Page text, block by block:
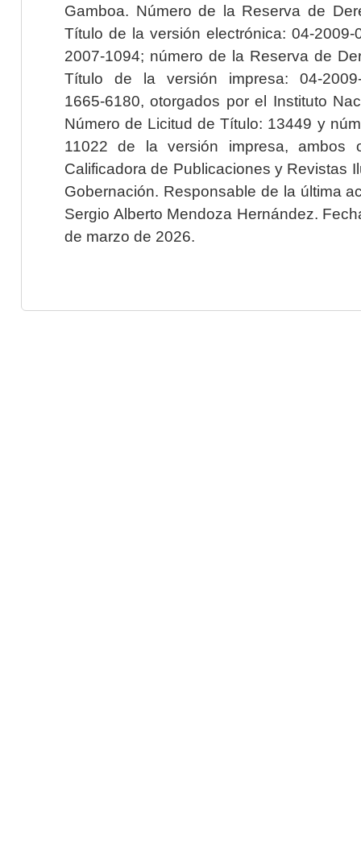
Gamboa. Número de la Reserva de
Título de la versión electrónica: 04-2009-
2007-1094; número de la Reserva de
Título de la versión impresa: 04-2009-
1665-6180, otorgados por el Instituto
Número de Licitud de Título: 13449 y
11022 de la versión impresa, ambos
Calificadora de Publicaciones y Revistas
Gobernación. Responsable de la última
Sergio Alberto Mendoza Hernández.
de marzo de 2026.